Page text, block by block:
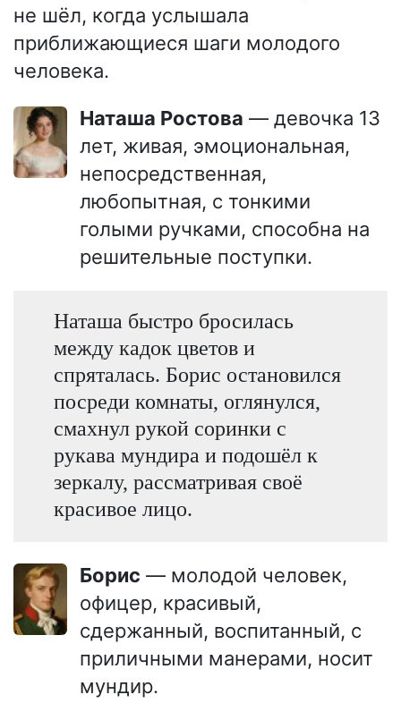
не шёл, когда услышала
приближающиеся шаги молодого
человека.
Наташа Ростова — девочка 13
лет, живая, эмоциональная,
непосредственная,
любопытная, с тонкими
голыми ручками, способна на
решительные поступки.
Наташа быстро бросилась
между кадок цветов и
спряталась. Борис остановился
посреди комнаты, оглянулся,
смахнул рукой соринки с
рукава мундира и подошёл к
зеркалу, рассматривая своё
красивое лицо.
Борис — молодой человек,
офицер, красивый,
сдержанный, воспитанный, с
приличными манерами, носит
мундир.